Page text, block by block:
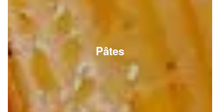
Pâtes